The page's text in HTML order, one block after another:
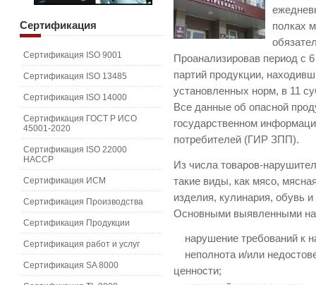
полках
Проанализировав период с
партий продукции,
установленных норм, в 11
Все данные об опасной
государственном
потребителей (ГИР ЗПП).
Из числа товаров-
такие виды, как мясо,
изделия, кулинария, обувь и
Основными выявленными
нарушение требований к
неполнота и/или
ценности;
Сертификация
Сертификация ISO 9001
Сертификация ISO 13485
Сертификация ISO 14000
Сертификация ГОСТ Р ИСО
45001-2020
Сертификация ISO 22000
HACCP
Сертификация ИСМ
Сертификация Производства
Сертификация Продукции
Сертификация работ и услуг
Сертификация SA 8000